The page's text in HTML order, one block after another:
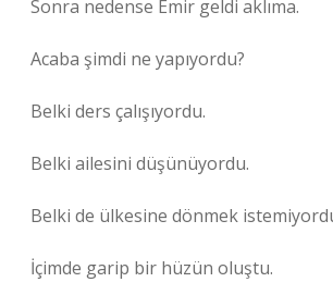
Sonra nedense Emir geldi aklıma.
Acaba şimdi ne yapıyordu?
Belki ders çalışıyordu.
Belki ailesini düşünüyordu.
Belki de ülkesine dönmek
İçimde garip bir hüzün oluştu.